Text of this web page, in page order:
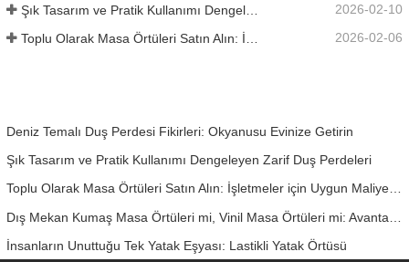
2026-02-10
Toplu Olarak Masa Örtüleri Satın Alın: İşletmeler için Uygun Maliyetli Bir Kılavuz 2026-02-06
Deniz Temalı Duş Perdesi Fikirleri: Okyanusu Evinize Getirin
Şık Tasarım ve Pratik Kullanımı Dengeleyen Zarif Duş Perdeleri
Toplu Olarak Masa Örtüleri Satın Alın: İşletmeler için Uygun Maliyetli Bir Kılavuz
İnsanların Unuttuğu Tek Yatak Eşyası: Lastikli Yatak Örtüsü